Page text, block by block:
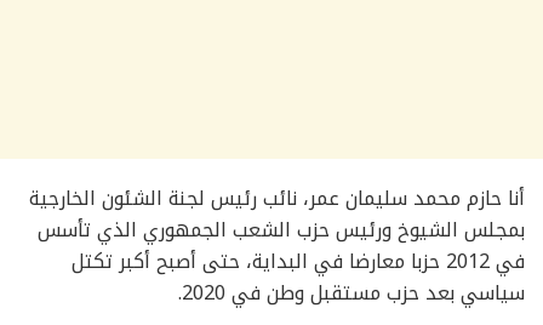
أنا حازم محمد سليمان عمر، نائب رئيس لجنة الشئون الخارجية
بمجلس الشيوخ ورئيس حزب الشعب الجمهوري الذي تأسس
في 2012 حزبا معارضا في البداية، حتى أصبح أكبر تكتل
سياسي بعد حزب مستقبل وطن في 2020.